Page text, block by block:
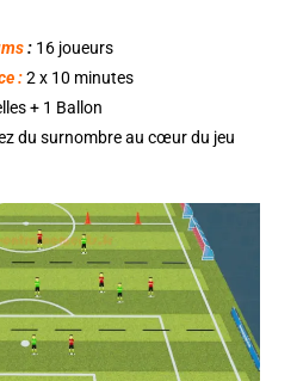
: 16 joueurs
:2 x 10 minutes
+ 1 Ballon
du surnombre au cœur du jeu